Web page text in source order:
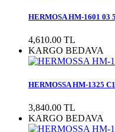
HERMOSA HM-1601 03
4,610.00 TL
KARGO BEDAVA
HERMOSSA HM-1325
3,840.00 TL
KARGO BEDAVA